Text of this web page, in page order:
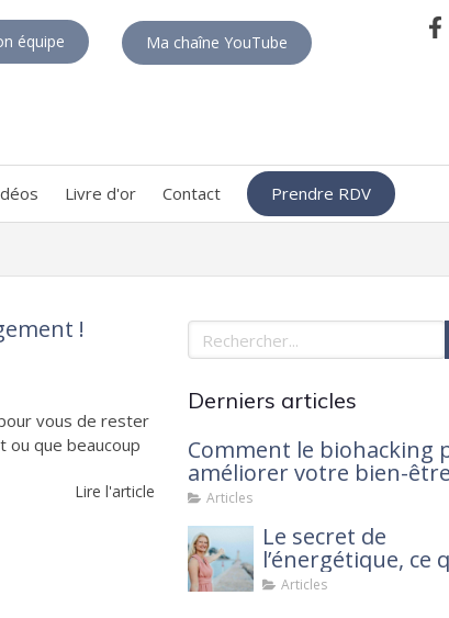
équipe Ma chaîne YouTube
Livre d'or Contact Prendre RDV
!
vous de rester
ou que beaucoup
Lire l'article
Rechercher
Derniers articles
Comment le biohacking
améliorer votre bien-
2025
Articles
Le secret de
l’énergétique, ce
personne ne te dit
Articles